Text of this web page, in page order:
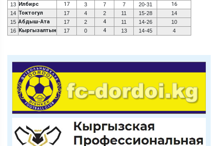
13 Илбирс 17 3 7 7 20-31 16
14 Токтогул 17 4 2 11 15-28
14
15 Абдыш-Ата 17 2 4 11 14-26
10
16 Кыргызалтын 17 0 4 13 14-45 4